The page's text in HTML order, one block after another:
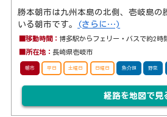
勝本朝市は九州本島の北側、壱岐島の
いる朝市です。
(さらに…)
■移動時間：博多駅からフェリー・バスで約2時
■所在地：長崎県壱岐市
朝市 平日 土曜日 日曜日 魚介類 野菜
経路を地図で見